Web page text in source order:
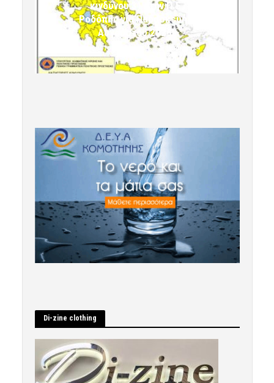
κινδύνου 3) στην Π.Ε.
Ροδόπης για Παρασκευή 7
Αυγούστου 2026»
7 Αυγούστου 2026 10:24 komotini24
Di-zine clothing